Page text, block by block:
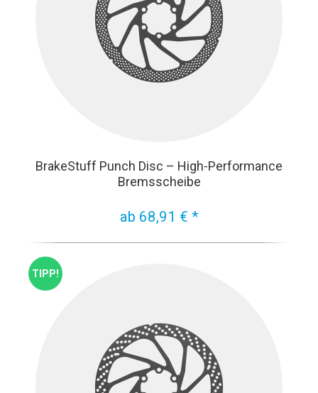
BrakeStuff Punch Disc – High-Performance
Bremsscheibe
ab 68,91 € *
TIPP!